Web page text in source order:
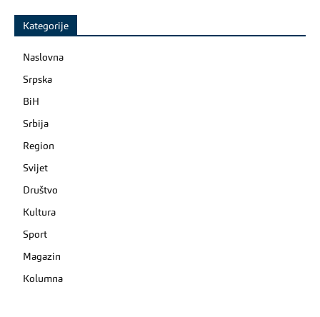
Kategorije
Naslovna
Srpska
BiH
Srbija
Region
Svijet
Društvo
Kultura
Sport
Magazin
Kolumna